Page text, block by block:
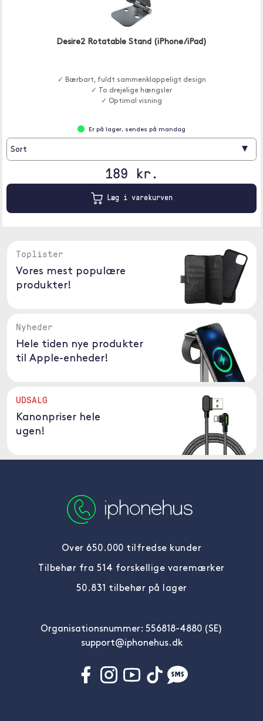
Desire2 Rotatable Stand (iPhone/iPad)
✓ Bærbart, fuldt sammenklappeligt design
✓ To drejelige hængsler
✓ Optimal visning
Er på lager, sendes på mandag
Sort ▾
189 kr.
Læg i varekurven
Toplister
Vores mest populære
produkter!
Nyheder
Hele tiden nye produkter
til Apple-enheder!
UDSALG
Kanonpriser hele
ugen!
Over 650.000 tilfredse kunder
Tilbehør fra 514 forskellige varemærker
50.831 tilbehør på lager
Organisationsnummer: 556818-4880 (SE)
support@iphonehus.dk